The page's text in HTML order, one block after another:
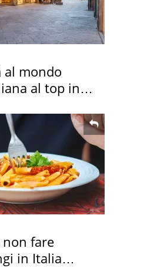
mondo
al top in
non fare
in Italia